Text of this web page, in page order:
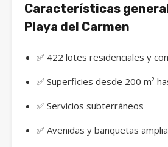
Características
Playa del Carmen
✅ 422 lotes residenciales y
✅ Superficies desde 200 m²
✅ Servicios subterráneos
✅ Avenidas y banquetas